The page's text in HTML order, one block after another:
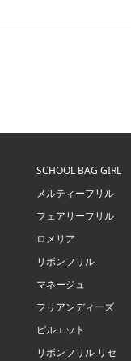
SCHOOL BAG GIRL
メルティーフリル
フェアリーフリル
ロメリア
リボンフリル
マネージュ
フリアンディーズ
ピルエット
リボンフリル リセ